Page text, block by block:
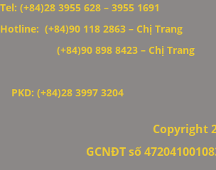
Tel: (+84)28 3955 628 – 3955 1691
Hotline: (+84)90 118 2863 – Chị Trang
(+84)90 898 8423 – Chị Trang
PKD: (+84)28 3997 3204
Copyright
GCNĐT số